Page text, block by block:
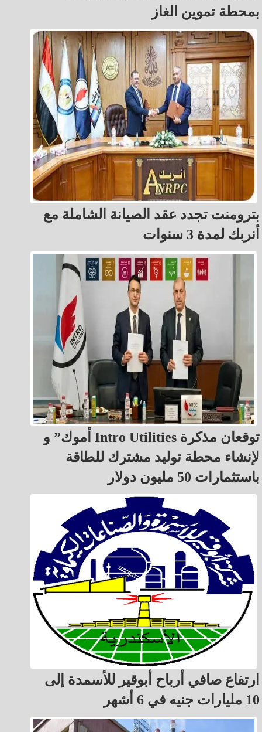
بمحطة تموين الغاز
بترومنت تجدد عقد الصيانة الشاملة مع
أنربك لمدة 3 سنوات
أموك” و Intro Utilities توقعان مذكرة
لإنشاء محطة توليد مشترك للطاقة
باستثمارات 50 مليون دولار
ارتفاع صافي أرباح أبوقير للأسمدة إلى
10 مليارات جنيه في 6 أشهر